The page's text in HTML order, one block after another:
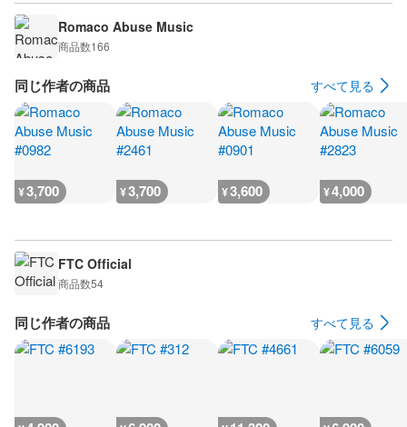
Romaco Abuse Music
商品数166
同じ作者の商品 すべて見る
¥3,700 ¥3,700 ¥3,600 ¥4,000
FTC Official
商品数54
同じ作者の商品 すべて見る